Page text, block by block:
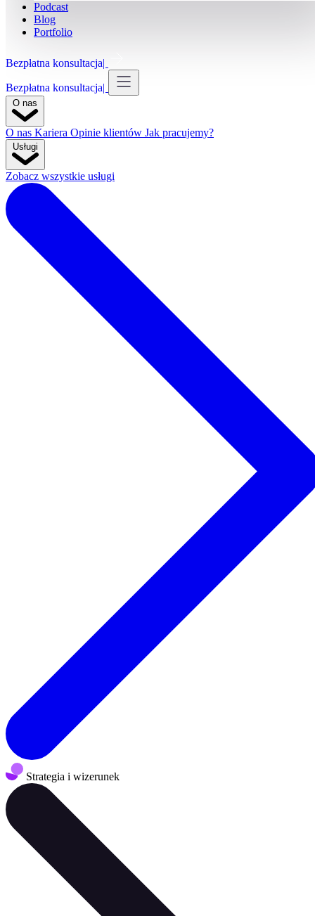
Podcast
Blog
Portfolio
Bezpłatna konsultacja
Bezpłatna konsultacja
O nas Kariera Opinie klientów Jak pracujemy?
Zobacz wszystkie usługi
Strategia i wizerunek